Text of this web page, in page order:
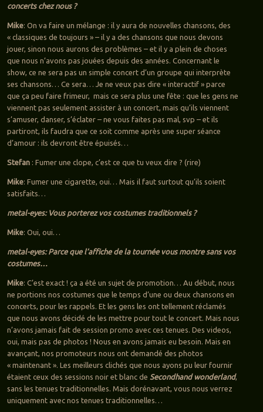
concerts chez nous ?
Mike: On va faire un mélange : il y aura de nouvelles chansons, des
« classiques de toujours » – il y a des chansons que nous devons
jouer, sinon nous aurons des problèmes – et il y a plein de choses
que nous n’avons pas jouées depuis des années. Concernant le
show, ce ne sera pas un simple concert d’un groupe qui interprète
ses chansons… Ce sera… Je ne veux pas dire « interactif » parce
que ça peu faire frimeur, mais ce sera plus une fête : que les gens ne
viennent pas seulement assister à un concert, mais qu’ils viennent
s’amuser, danser, s’éclater – ne vous faites pas mal, svp – et ils
partiront, ils faudra que ce soit comme après une super séance
d’amour : ils devront être épuisés…
Stefan : Fumer une clope, c’est ce que tu veux dire ? (rire)
Mike: Fumer une cigarette, oui… Mais il faut surtout qu’ils soient
satisfaits…
metal-eyes: Vous porterez vos costumes traditionnels ?
Mike: Oui, oui…
metal-eyes: Parce que l’affiche de la tournée vous montre sans vos
costumes…
Mike: C’est exact ! ça a été un sujet de promotion… Au début, nous
ne portions nos costumes que le temps d’une ou deux chansons en
concerts, pour les rappels. Et les gens les ont tellement réclamés
que nous avons décidé de les mettre pour tout le concert. Mais nous
n’avons jamais fait de session promo avec ces tenues. Des videos,
oui, mais pas de photos ! Nous en avons jamais eu besoin. Mais en
avançant, nos promoteurs nous ont demandé des photos
« maintenant ». Les meilleurs clichés que nous ayons pu leur fournir
étaient ceux des sessions noir et blanc de Secondhand wonderland,
sans les tenues traditionnelles. Mais dorénavant, vous nous verrez
uniquement avec nos tenues traditionnelles…